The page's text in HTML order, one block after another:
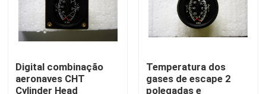
Excursão da fábrica
Controle da qualidade
Digital combinação
aeronaves CHT
Cylinder Head
Temperatura dos
gases de escape 2
polegadas e